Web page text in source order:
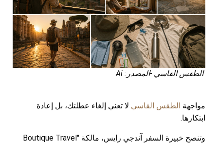
الطقس القاسي -المصدر: Ai
مواجهة الطقس القاسي لا تعني إلغاء عطلتك، بل إعادة
ابتكارها.
وتنصح خبيرة السفر آندجي رايس، مالكة "Boutique Travel